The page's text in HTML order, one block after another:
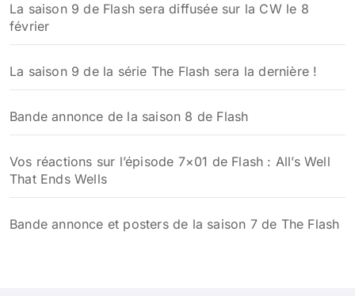
La saison 9 de Flash sera diffusée sur la CW le 8
février
La saison 9 de la série The Flash sera la dernière !
Bande annonce de la saison 8 de Flash
Vos réactions sur l’épisode 7×01 de Flash : All’s Well
That Ends Wells
Bande annonce et posters de la saison 7 de The Flash